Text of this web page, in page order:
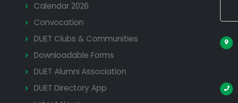
Calendar 2026
Convocation
DUET Clubs & Communities
Downloadable Forms
DUET Alumni Association
DUET Directory App